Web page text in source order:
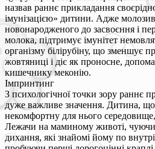
назвав раннє прикладання
імунізацією» дитини. Адже
новонародженого до засвоєння і
молока, підтримує імунітет
організму білірубіну, що зменшує
жовтяниці і діє як проносне,
кишечнику меконію.
Імпринтинг
З психологічної точки зору раннє
дуже важливе значення. Дитина, що
некомфортну для нього
Лежачи на маминому животі, чуючи
дихання, які знайомі йому по